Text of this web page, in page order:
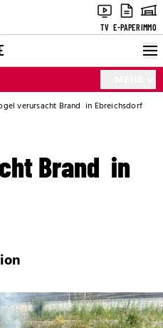
TV E-PAPERIMMO
verursacht Brand in Ebreichsdorf
Brand in